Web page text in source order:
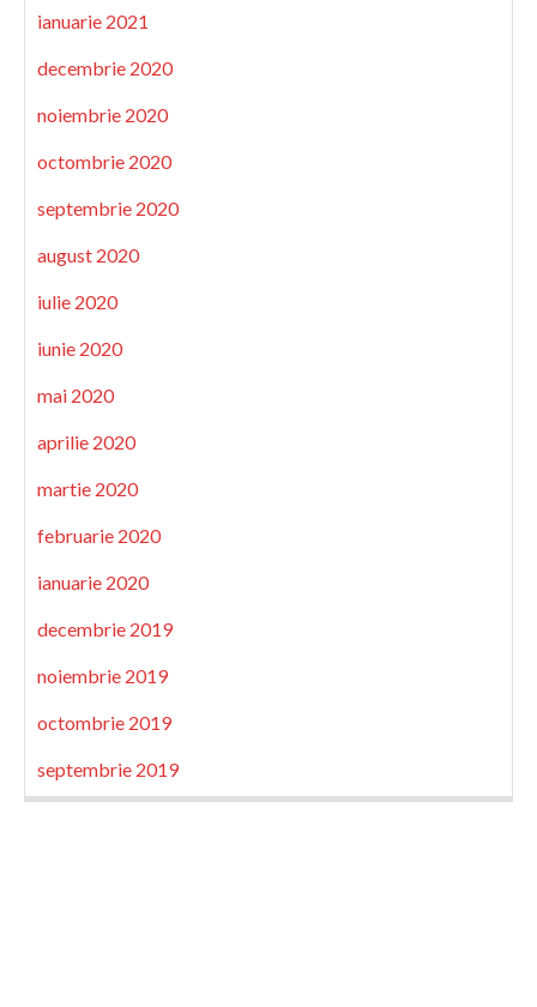
ianuarie 2021
decembrie 2020
noiembrie 2020
octombrie 2020
septembrie 2020
august 2020
iulie 2020
iunie 2020
mai 2020
aprilie 2020
martie 2020
februarie 2020
ianuarie 2020
decembrie 2019
noiembrie 2019
octombrie 2019
septembrie 2019